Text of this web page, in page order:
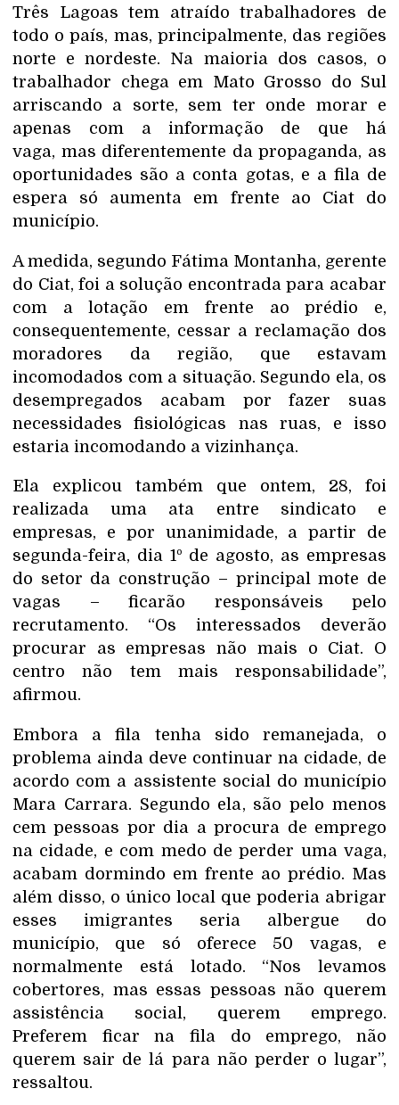
Três Lagoas tem atraído trabalhadores de
todo o país, mas, principalmente, das regiões
norte e nordeste. Na maioria dos casos, o
trabalhador chega em Mato Grosso do Sul
arriscando a sorte, sem ter onde morar e
apenas com a informação de que há
vaga, mas diferentemente da propaganda, as
oportunidades são a conta gotas, e a fila de
espera só aumenta em frente ao Ciat do
município.
A medida, segundo Fátima Montanha, gerente
do Ciat, foi a solução encontrada para acabar
com a lotação em frente ao prédio e,
consequentemente, cessar a reclamação dos
moradores da região, que estavam
incomodados com a situação. Segundo ela, os
desempregados acabam por fazer suas
necessidades fisiológicas nas ruas, e isso
estaria incomodando a vizinhança.
Ela explicou também que ontem, 28, foi
realizada uma ata entre sindicato e
empresas, e por unanimidade, a partir de
segunda-feira, dia 1º de agosto, as empresas
do setor da construção – principal mote de
vagas – ficarão responsáveis pelo
recrutamento. “Os interessados deverão
procurar as empresas não mais o Ciat. O
centro não tem mais responsabilidade”,
afirmou.
Embora a fila tenha sido remanejada, o
problema ainda deve continuar na cidade, de
acordo com a assistente social do município
Mara Carrara. Segundo ela, são pelo menos
cem pessoas por dia a procura de emprego
na cidade, e com medo de perder uma vaga,
acabam dormindo em frente ao prédio. Mas
além disso, o único local que poderia abrigar
esses imigrantes seria albergue do
município, que só oferece 50 vagas, e
normalmente está lotado. “Nos levamos
cobertores, mas essas pessoas não querem
assistência social, querem emprego.
Preferem ficar na fila do emprego, não
querem sair de lá para não perder o lugar”,
ressaltou.